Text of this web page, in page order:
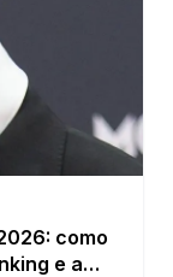
como
e a